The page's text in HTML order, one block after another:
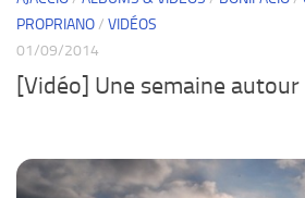
PROPRIANO/ VIDÉOS
01/09/2014
[Vidéo] Une semaine autour